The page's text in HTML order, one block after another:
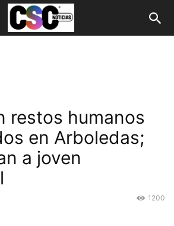
restos humanos
en Arboledas;
a joven
1200